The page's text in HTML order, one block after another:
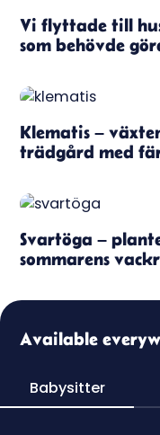
Vi flyttade till
som behövde
Klematis –
trädgård med
Svartöga –
sommarens
Available
Babysitter